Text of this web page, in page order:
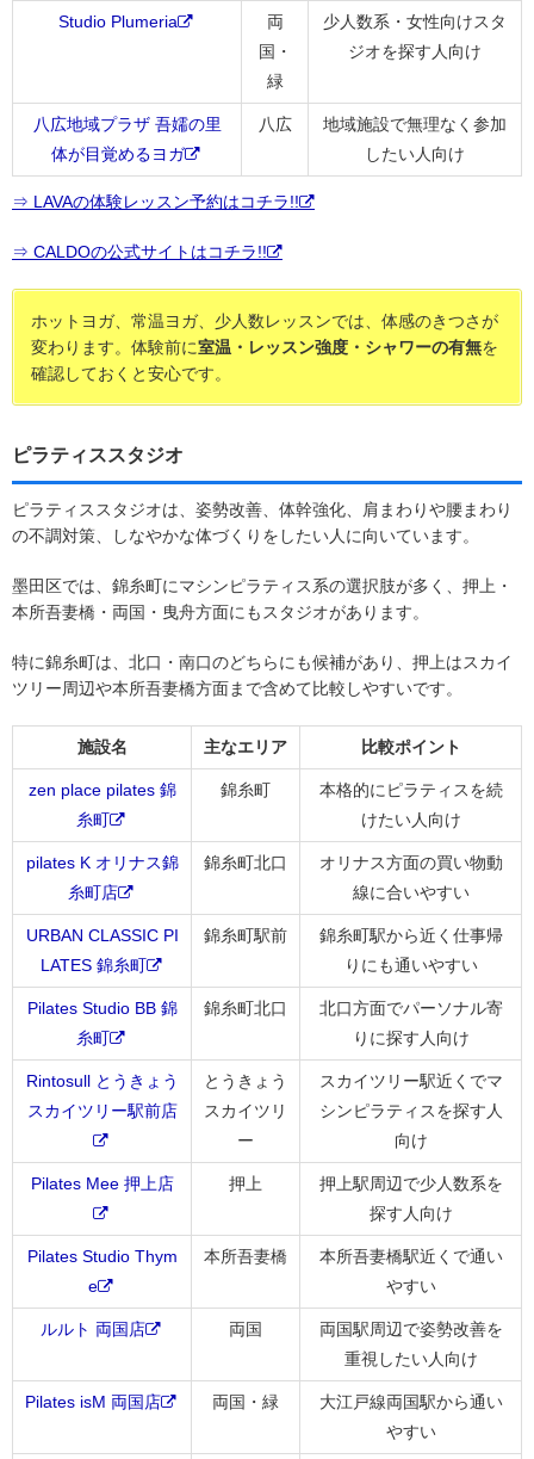
Studio Plumeria
両
国・
緑
少人数系・女性向けスタ
ジオを探す人向け
八広地域プラザ 吾嬬の里
体が目覚めるヨガ
八広
地域施設で無理なく参加
したい人向け
⇒ LAVAの体験レッスン予約はコチラ!!
⇒ CALDOの公式サイトはコチラ!!
ホットヨガ、常温ヨガ、少人数レッスンでは、体感のきつさが
変わります。体験前に室温・レッスン強度・シャワーの有無を
確認しておくと安心です。
ピラティススタジオ
ピラティススタジオは、姿勢改善、体幹強化、肩まわりや腰まわり
の不調対策、しなやかな体づくりをしたい人に向いています。
墨田区では、錦糸町にマシンピラティス系の選択肢が多く、押上・
本所吾妻橋・両国・曳舟方面にもスタジオがあります。
特に錦糸町は、北口・南口のどちらにも候補があり、押上はスカイ
ツリー周辺や本所吾妻橋方面まで含めて比較しやすいです。
施設名 主なエリア 比較ポイント
zen place pilates 錦
糸町
錦糸町
本格的にピラティスを続
けたい人向け
pilates K オリナス錦
糸町店
錦糸町北口
オリナス方面の買い物動
線に合いやすい
URBAN CLASSIC PI
LATES 錦糸町
錦糸町駅前
錦糸町駅から近く仕事帰
りにも通いやすい
Pilates Studio BB 錦
糸町
錦糸町北口
北口方面でパーソナル寄
りに探す人向け
Rintosull とうきょう
スカイツリー駅前店
とうきょう
スカイツリ
ー
スカイツリー駅近くでマ
シンピラティスを探す人
向け
Pilates Mee 押上店 押上
押上駅周辺で少人数系を
探す人向け
Pilates Studio Thym
e
本所吾妻橋
本所吾妻橋駅近くで通い
やすい
ルルト 両国店 両国
両国駅周辺で姿勢改善を
重視したい人向け
Pilates isM 両国店 両国・緑
大江戸線両国駅から通い
やすい